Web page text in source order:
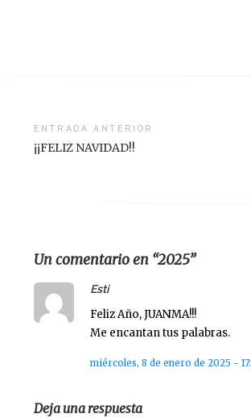
Navegación
ENTRADA ANTERIOR
¡¡FELIZ NAVIDAD!!
Un comentario en “2025”
Estisays:
Feliz Año, JUANMA!!!
Me encantan tus palabras.
miércoles, 8 de enero de 2025 -
Deja una respuesta